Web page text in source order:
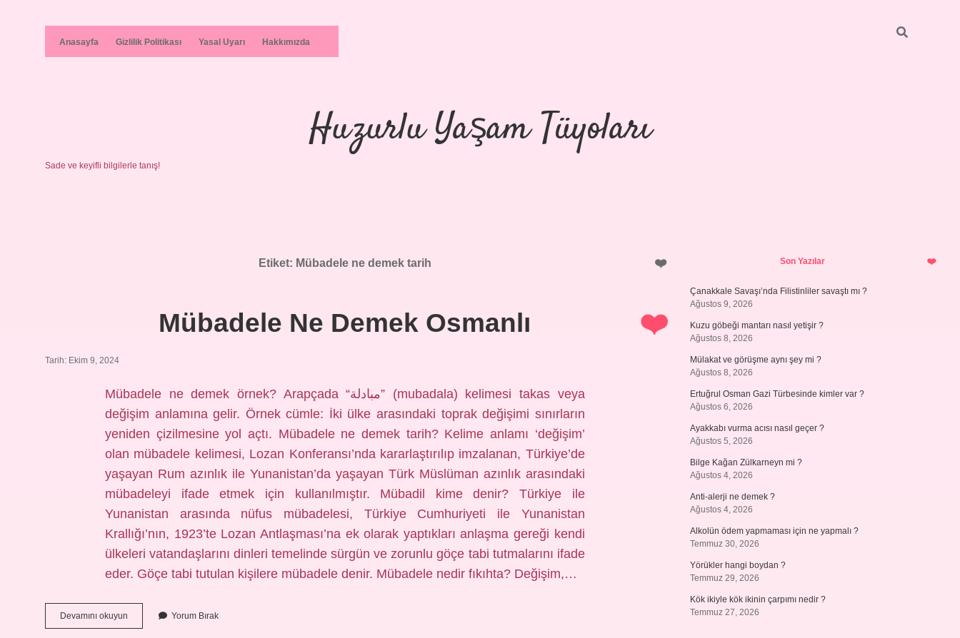
Anasayfa Gizlilik Politikası Yasal Uyarı Hakkımızda
Huzurlu Yaşam Tüyoları
Sade ve keyifli bilgilerle tanış!
Etiket: Mübadele ne demek tarih
Mübadele Ne Demek Osmanlı
Tarih: Ekim 9, 2024
Mübadele ne demek örnek? Arapçada “مبادلة” (mubadala) kelimesi takas veya
değişim anlamına gelir. Örnek cümle: İki ülke arasındaki toprak değişimi sınırların
yeniden çizilmesine yol açtı. Mübadele ne demek tarih? Kelime anlamı ‘değişim’
olan mübadele kelimesi, Lozan Konferansı’nda kararlaştırılıp imzalanan, Türkiye’de
yaşayan Rum azınlık ile Yunanistan’da yaşayan Türk Müslüman azınlık arasındaki
mübadeleyi ifade etmek için kullanılmıştır. Mübadil kime denir? Türkiye ile
Yunanistan arasında nüfus mübadelesi, Türkiye Cumhuriyeti ile Yunanistan
Krallığı’nın, 1923’te Lozan Antlaşması’na ek olarak yaptıkları anlaşma gereği kendi
ülkeleri vatandaşlarını dinleri temelinde sürgün ve zorunlu göçe tabi tutmalarını ifade
eder. Göçe tabi tutulan kişilere mübadele denir. Mübadele nedir fıkıhta? Değişim,…
Devamını okuyun Mübadele
Ne
Yorum Bırak
SidebarSon Yazılar
Çanakkale Savaşı’nda Filistinliler savaştı mı ?
Ağustos 9, 2026
Kuzu göbeği mantarı nasıl yetişir ?
Ağustos 8, 2026
Mülakat ve görüşme aynı şey mi ?
Ağustos 8, 2026
Ertuğrul Osman Gazi Türbesinde kimler var ?
Ağustos 6, 2026
Ayakkabı vurma acısı nasıl geçer ?
Ağustos 5, 2026
Bilge Kağan Zülkarneyn mi ?
Ağustos 4, 2026
Anti-alerji ne demek ?
Ağustos 4, 2026
Alkolün ödem yapmaması için ne yapmalı ?
Temmuz 30, 2026
Yörükler hangi boydan ?
Temmuz 29, 2026
Kök ikiyle kök ikinin çarpımı nedir ?
Temmuz 27, 2026